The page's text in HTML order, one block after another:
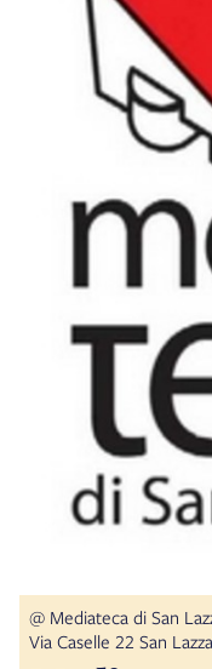
@ Mediateca di San
Via Caselle 22 San